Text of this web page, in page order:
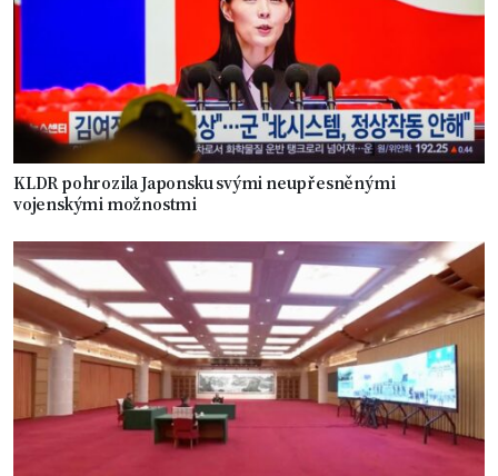
KLDR pohrozila Japonsku svými neupřesněnými
vojenskými možnostmi